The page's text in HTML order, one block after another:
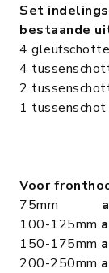
Set
bestaande
4
4
2
1
Voor
75mm
100-125mm
150-175mm
200-250mm